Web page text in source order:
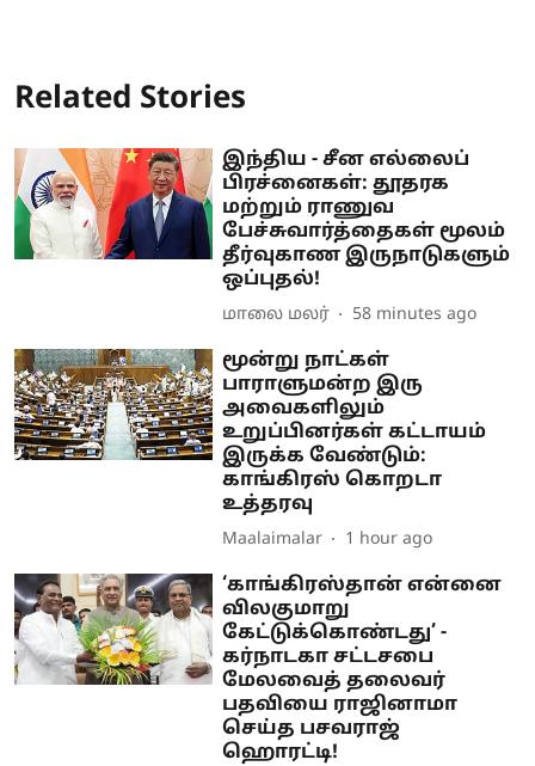
Related Stories
இந்திய - சீன எல்லைப்
பிரச்னைகள்: தூதரக
மற்றும் ராணுவ
பேச்சுவார்த்தைகள் மூலம்
தீர்வுகாண இருநாடுகளும்
ஒப்புதல்!
மாலை மலர் 58 minutes ago
மூன்று நாட்கள்
பாராளுமன்ற இரு
அவைகளிலும்
உறுப்பினர்கள் கட்டாயம்
இருக்க வேண்டும்:
காங்கிரஸ் கொறடா
உத்தரவு
Maalaimalar 1 hour ago
‘காங்கிரஸ்தான் என்னை
விலகுமாறு
கேட்டுக்கொண்டது’ -
கர்நாடகா சட்டசபை
மேலவைத் தலைவர்
பதவியை ராஜினாமா
செய்த பசவராஜ்
ஹொரட்டி!